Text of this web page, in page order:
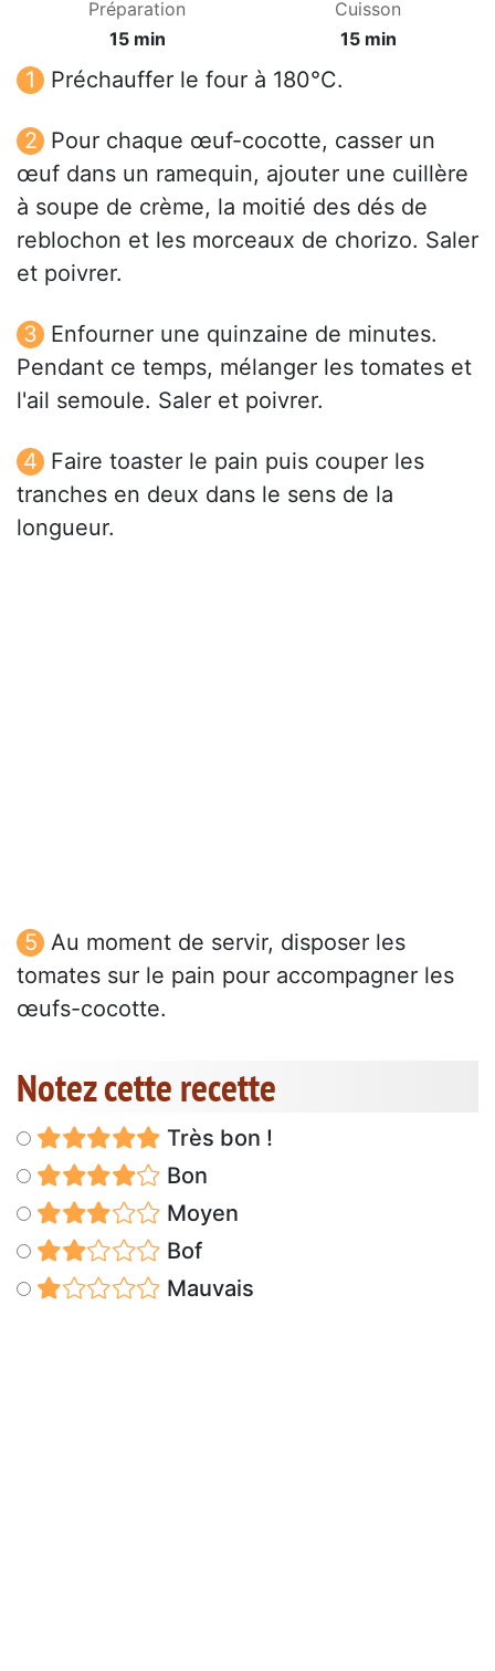
Préparation
15 min
Cuisson
15 min
Préchauffer le four à 180°C.
Pour chaque œuf-cocotte, casser un
œuf dans un ramequin, ajouter une cuillère
à soupe de crème, la moitié des dés de
reblochon et les morceaux de chorizo. Saler
et poivrer.
Enfourner une quinzaine de minutes.
Pendant ce temps, mélanger les tomates et
l'ail semoule. Saler et poivrer.
Faire toaster le pain puis couper les
tranches en deux dans le sens de la
longueur.
Au moment de servir, disposer les
tomates sur le pain pour accompagner les
œufs-cocotte.
Notez cette recette
Très bon !
Bon
Moyen
Bof
Mauvais